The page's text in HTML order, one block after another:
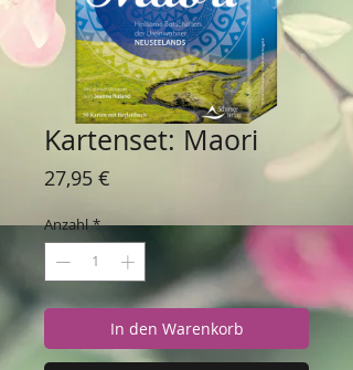
Kartenset: Maori
27,95 €
Anzahl *
In den Warenkorb